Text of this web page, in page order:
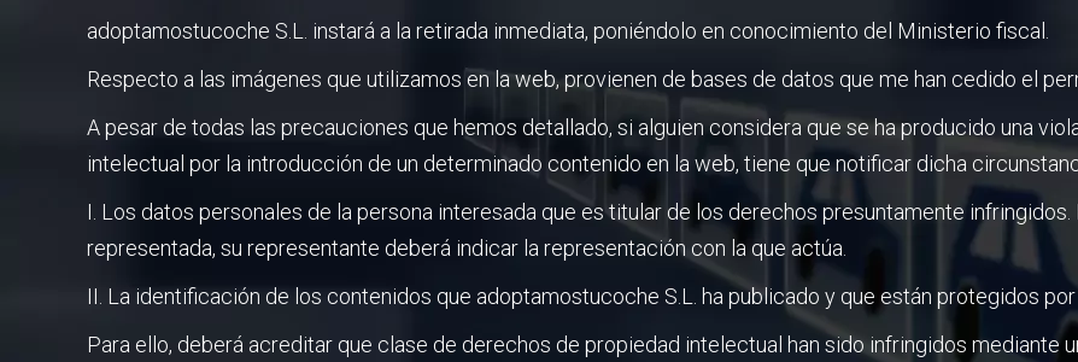
adoptamostucoche S.L. instará a la retirada inmediata, poniéndolo en conocimiento del Ministerio fiscal.
Respecto a las imágenes que utilizamos en la web, provienen de bases de datos que me han cedido el
A pesar de todas las precauciones que hemos detallado, si alguien considera que se ha producido una
intelectual por la introducción de un determinado contenido en la web, tiene que notificar dicha
I. Los datos personales de la persona interesada que es titular de los derechos presuntamente
representada, su representante deberá indicar la representación con la que actúa.
II. La identificación de los contenidos que adoptamostucoche S.L. ha publicado y que están protegidos
Para ello, deberá acreditar que clase de derechos de propiedad intelectual han sido infringidos mediante